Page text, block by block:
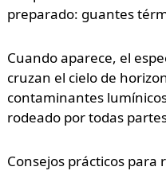
preparado: guantes
Cuando aparece, el
cruzan el cielo de
contaminantes
rodeado por todas
Consejos prácticos para